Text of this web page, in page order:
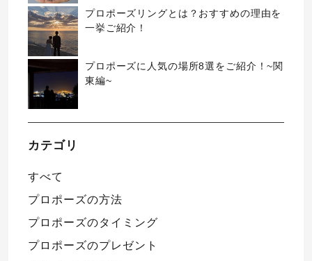
プロポーズリングとは？おすすめの理由を
一挙ご紹介！
プロポーズに人気の場所8選をご紹介！~関
東編~
カテゴリ
すべて
プロポーズの方法
プロポーズのタイミング
プロポーズのプレゼント